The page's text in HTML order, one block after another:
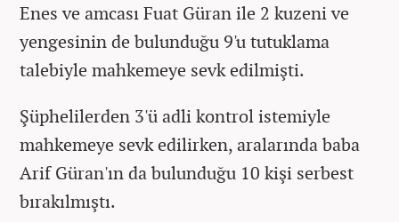
Enes ve amcası Fuat Güran ile 2 kuzeni ve
yengesinin de bulunduğu 9'u tutuklama
talebiyle mahkemeye sevk edilmişti.
Şüphelilerden 3'ü adli kontrol istemiyle
mahkemeye sevk edilirken, aralarında baba
Arif Güran'ın da bulunduğu 10 kişi serbest
bırakılmıştı.